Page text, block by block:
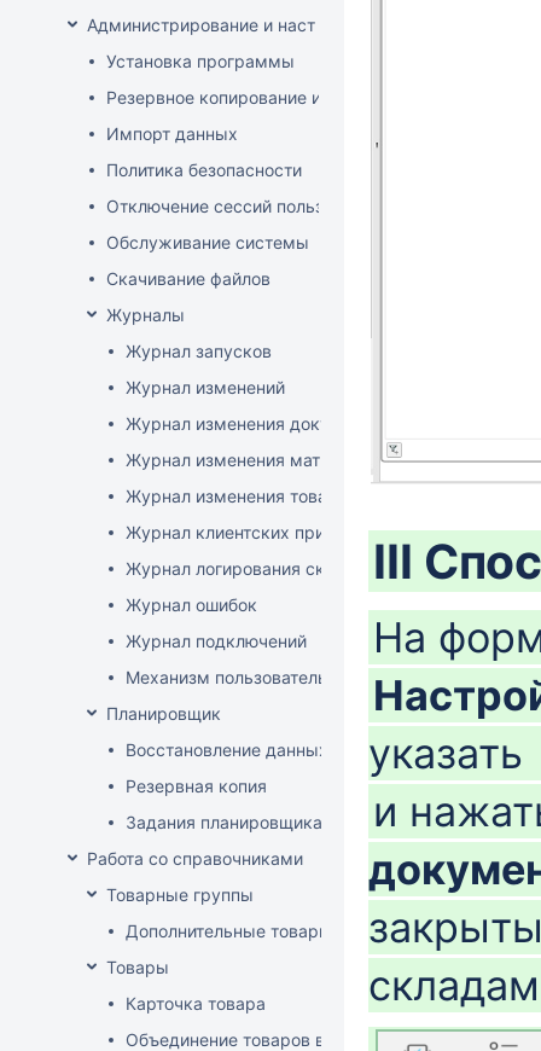
Администрирование и настройка
Установка программы
Резервное копирование и восстановление базы
Импорт данных
Политика безопасности
Отключение сессий пользователя
Обслуживание системы
Скачивание файлов
Журналы
Журнал запусков
Журнал изменений
Журнал изменения документов
Журнал изменения матриц
Журнал изменения товаров
Журнал клиентских приложений
Журнал логирования сканирований штрихкодов
Журнал ошибок
Журнал подключений
Механизм пользовательского логирования
Планировщик
Восстановление данных
Резервная копия
Задания планировщика
Работа со справочниками
Товарные группы
Дополнительные товарные группы
Товары
Карточка товара
Объединение товаров в один (Слияние товаров)
III
На
указать
и